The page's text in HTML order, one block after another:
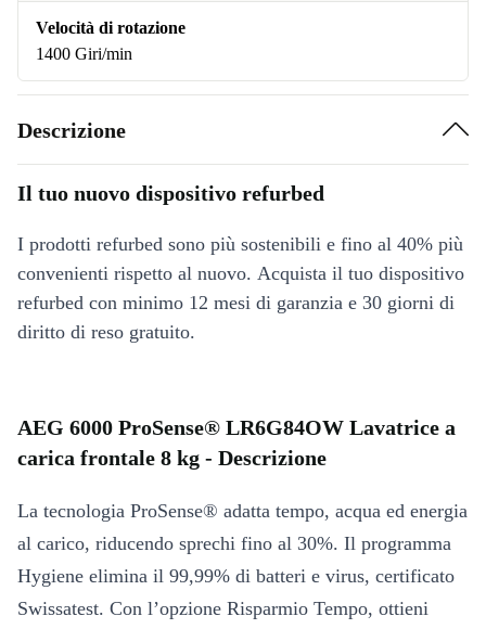
Velocità di rotazione
1400 Giri/min
Descrizione
Il tuo nuovo dispositivo refurbed
I prodotti refurbed sono più sostenibili e fino al 40% più
convenienti rispetto al nuovo. Acquista il tuo dispositivo
refurbed con minimo 12 mesi di garanzia e 30 giorni di
diritto di reso gratuito.
AEG 6000 ProSense® LR6G84OW Lavatrice a
carica frontale 8 kg - Descrizione
La tecnologia ProSense® adatta tempo, acqua ed energia
al carico, riducendo sprechi fino al 30%. Il programma
Hygiene elimina il 99,99% di batteri e virus, certificato
Swissatest. Con l’opzione Risparmio Tempo, ottieni